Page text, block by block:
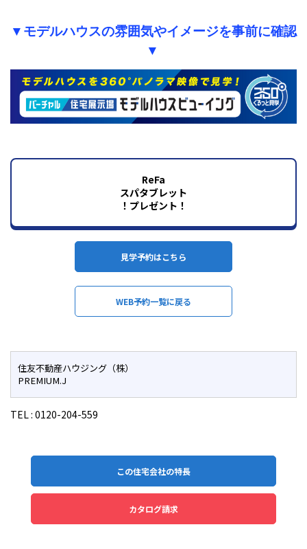
▼ モデルハウスの雰囲気やイメージを事前に確認
▼
ReFa
スパタブレット
！プレゼント！
見学予約はこちら
WEB予約一覧に戻る
住友不動産ハウジング（株）
PREMIUM.J
TEL : 0120-204-559
この住宅会社の特長
カタログ請求